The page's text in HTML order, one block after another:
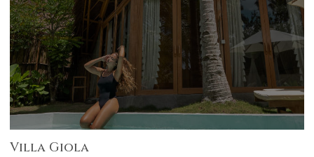
Villa Giola